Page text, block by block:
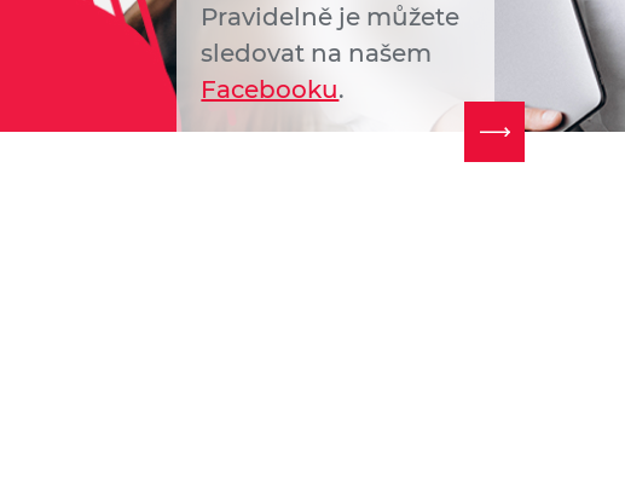
Pravidelně je můžete
sledovat na našem
Facebooku.